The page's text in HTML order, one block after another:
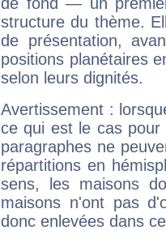
structure du thème.
de présentation,
positions planétaires
selon leurs dignités.
Avertissement :
ce qui est le cas
paragraphes ne
répartitions en
sens, les maisons
maisons n'ont pas
donc enlevées dans